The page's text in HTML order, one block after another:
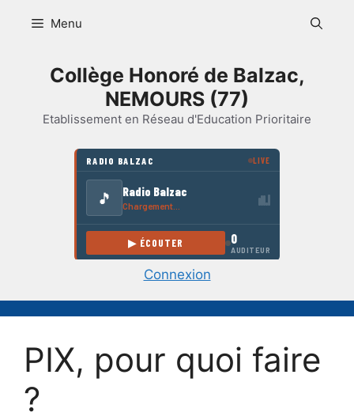
Menu
Collège Honoré de Balzac,
NEMOURS (77)
Etablissement en Réseau d'Education Prioritaire
Connexion
PIX, pour quoi faire
?